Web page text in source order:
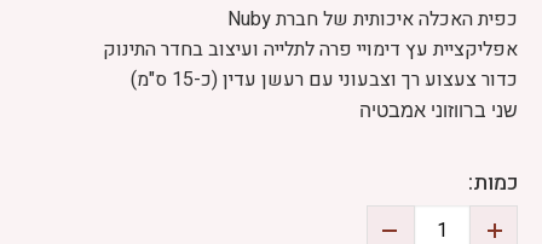
כפית האכלה איכותית של חברתNuby
אפליקציית עץ דימויי פרה לתלייה ועיצוב בחדר התינוק
כדור צעצוע רך וצבעוני עם רעשן עדין (כ-15 ס"מ)
שני ברווזוני אמבטיה
כמות: